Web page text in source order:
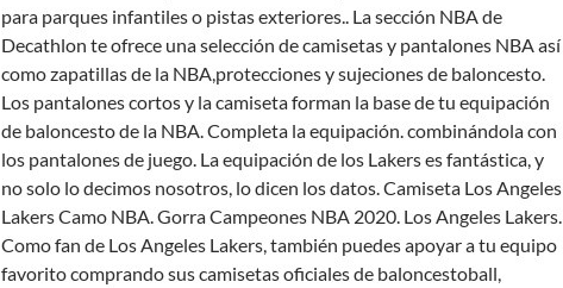
para parques infantiles o pistas exteriores.. La sección NBA de
Decathlon te ofrece una selección de camisetas y pantalones NBA así
como zapatillas de la NBA,protecciones y sujeciones de baloncesto.
Los pantalones cortos y la camiseta forman la base de tu equipación
de baloncesto de la NBA. Completa la equipación. combinándola con
los pantalones de juego. La equipación de los Lakers es fantástica, y
no solo lo decimos nosotros, lo dicen los datos. Camiseta Los Angeles
Lakers Camo NBA. Gorra Campeones NBA 2020. Los Angeles Lakers.
Como fan de Los Angeles Lakers, también puedes apoyar a tu equipo
favorito comprando sus camisetas oficiales de baloncestoball,